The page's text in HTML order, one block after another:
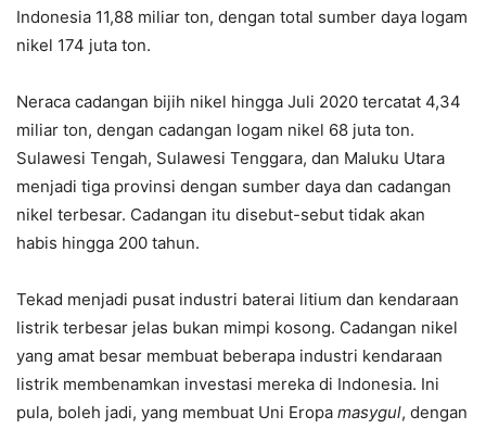
Indonesia 11,88 miliar ton, dengan total sumber daya logam
nikel 174 juta ton.
Neraca cadangan bijih nikel hingga Juli 2020 tercatat 4,34
miliar ton, dengan cadangan logam nikel 68 juta ton.
Sulawesi Tengah, Sulawesi Tenggara, dan Maluku Utara
menjadi tiga provinsi dengan sumber daya dan cadangan
nikel terbesar. Cadangan itu disebut-sebut tidak akan
habis hingga 200 tahun.
Tekad menjadi pusat industri baterai litium dan kendaraan
listrik terbesar jelas bukan mimpi kosong. Cadangan nikel
yang amat besar membuat beberapa industri kendaraan
listrik membenamkan investasi mereka di Indonesia. Ini
pula, boleh jadi, yang membuat Uni Eropa masygul, dengan